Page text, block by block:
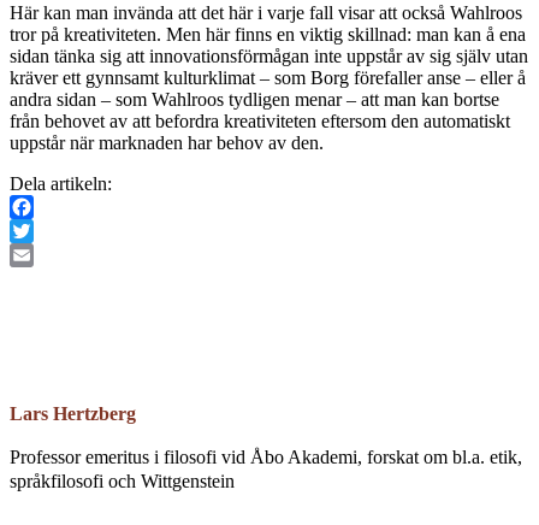
Här kan man invända att det här i varje fall visar att också Wahlroos
tror på kreativiteten. Men här finns en viktig skillnad: man kan å ena
sidan tänka sig att innovationsförmågan inte uppstår av sig själv utan
kräver ett gynnsamt kulturklimat – som Borg förefaller anse – eller å
andra sidan – som Wahlroos tydligen menar – att man kan bortse
från behovet av att befordra kreativiteten eftersom den automatiskt
uppstår när marknaden har behov av den.
Dela artikeln:
Facebook
Twitter
Lars Hertzberg
Professor emeritus i filosofi vid Åbo Akademi, forskat om bl.a. etik,
språkfilosofi och Wittgenstein